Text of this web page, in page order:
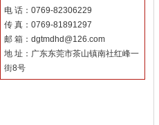
电 话：0769-82306229
传 真：0769-81891297
邮 箱：dgtmdhd@126.com
地 址：广东东莞市茶山镇南社红峰一
街8号